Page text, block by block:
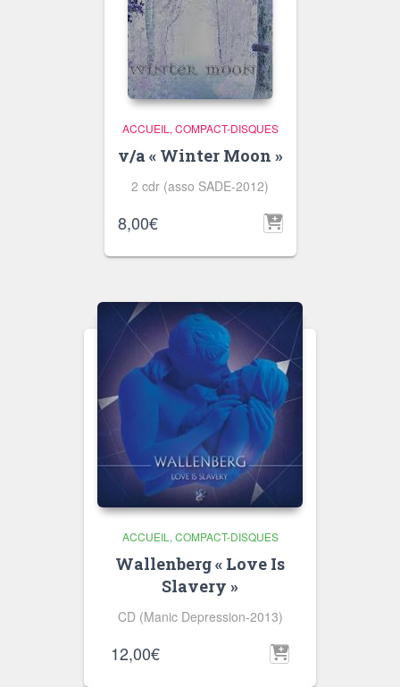
ACCUEIL COMPACT-DISQUES
v/a « Winter Moon »
2 cdr (asso SADE-2012)
8,00€
ACCUEIL COMPACT-DISQUES
Wallenberg « Love Is
Slavery »
CD (Manic Depression-2013)
12,00€